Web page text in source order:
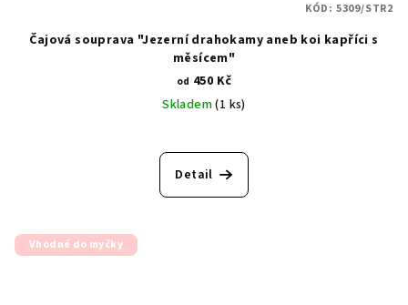
Čajová souprava "Jezerní drahokamy aneb koi kapříci s
měsícem"
od 450 Kč
Skladem(1 ks)
Detail
KÓD: 5309/STR2
Vhodné do myčky